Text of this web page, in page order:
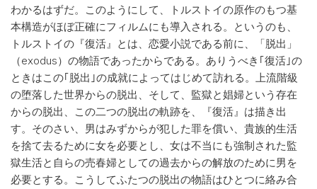
わかるはずだ。このようにして、トルストイの原作のもつ基
本構造がほぼ正確にフィルムにも導入される。というのも、
トルストイの『復活』とは、恋愛小説である前に、「脱出」
（exodus）の物語であったからである。ありうべき｢復活｣の
ときはこの｢脱出｣の成就によってはじめて訪れる。上流階級
の堕落した世界からの脱出、そして、監獄と娼婦という存在
からの脱出、この二つの脱出の軌跡を、『復活』は描き出
す。そのさい、男はみずからが犯した罪を償い、貴族的生活
を捨て去るために女を必要とし、女は不当にも強制された監
獄生活と自らの売春婦としての過去からの解放のために男を
必要とする。こうしてふたつの脱出の物語はひとつに絡み合